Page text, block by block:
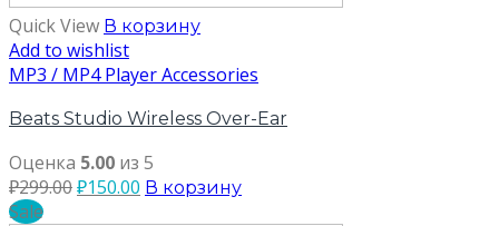
Quick View В корзину
Add to wishlist
MP3 / MP4 Player Accessories
Beats Studio Wireless Over-Ear
Оценка 5.00 из 5
₽299.00₽150.00 В корзину
Sale